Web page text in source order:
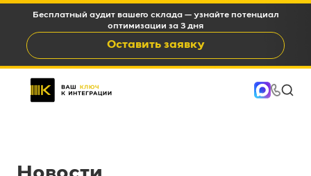
Бесплатный аудит вашего склада — узнайте потенциал
оптимизации за 3 дня
Оставить заявку